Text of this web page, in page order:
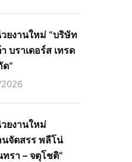
ยงานใหม่ “บริษัท
บราเดอร์ส เทรด
ด“
ยงานใหม่
จัดสรร พลีโน่
รา – จตุโชติ“